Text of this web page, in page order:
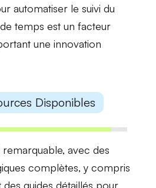
automatiser le suivi du
temps est un facteur
une innovation
Disponibles
remarquable, avec des
complètes, y compris
guides détaillés pour